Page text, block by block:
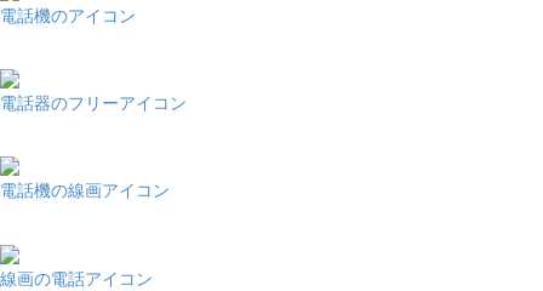
電話機のアイコン
電話器のフリーアイコン
電話機の線画アイコン
線画の電話アイコン